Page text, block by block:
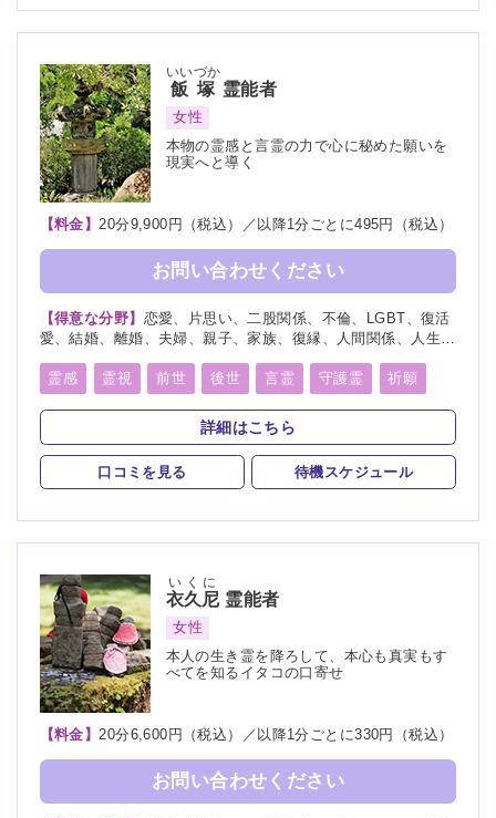
飯塚
いいづか
霊能者
女性
本物の霊感と言霊の力で心に秘めた願いを
現実へと導く
【料金】 20分9,900円（税込）／以降1分ごとに495円（税込）
お問い合わせください
【得意な分野】 恋愛、片思い、二股関係、不倫、LGBT、復活
愛、結婚、離婚、夫婦、親子、家族、復縁、人間関係、人生相
運、仕事、引越し、開運、教育、過去、浮気、総合運、運勢、
心霊相談、縁結び、縁切り
霊感 霊視 前世 後世 言霊 守護霊 祈願
祈祷 波動修正 霊媒(憑依) 未来予知
詳細はこちら
口コミを見る 待機スケジュール
衣久尼
いくに
霊能者
女性
本人の生き霊を降ろして、本心も真実もす
べてを知るイタコの口寄せ
【料金】 20分6,600円（税込）／以降1分ごとに330円（税込）
お問い合わせください